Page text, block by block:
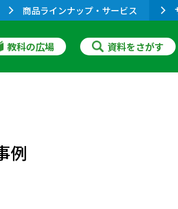
商品ラインナップ・サービス
教科の広場 資料をさがす
例